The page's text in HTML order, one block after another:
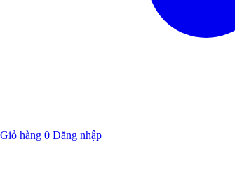
Giỏ hàng 0 Đăng nhập